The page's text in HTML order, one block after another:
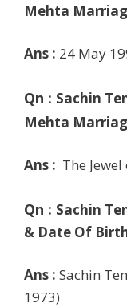
Mehta
Ans : 24 May
Qn : Sachin
Mehta
Ans : The
Qn : Sachin
& Date Of
Ans : Sachin
1973)